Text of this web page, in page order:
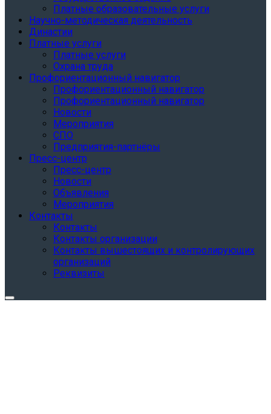
Платные образовательные услуги
Научно-методическая деятельность
Династии
Платные услуги
Платные услуги
Охрана труда
Профориентационный навигатор
Профориентационный навигатор
Профориентационный навигатор
Новости
Мероприятия
СПО
Предприятия-партнёры
Пресс-центр
Пресс-центр
Новости
Объявления
Мероприятия
Контакты
Контакты
Контакты организации
Контакты вышестоящих и контролирующих
организаций
Реквизиты